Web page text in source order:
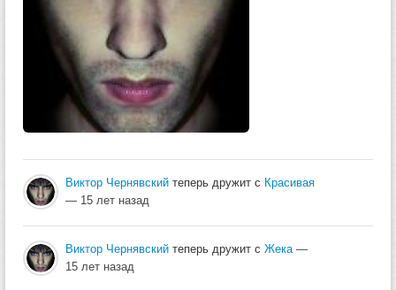
Виктор Чернявский теперь дружит с Красивая
— 15 лет назад
Виктор Чернявский теперь дружит с Жека —
15 лет назад